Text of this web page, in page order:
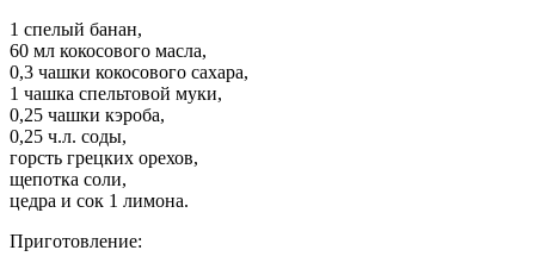
1 спелый банан,
60 мл кокосового масла,
0,3 чашки кокосового сахара,
1 чашка спельтовой муки,
0,25 чашки кэроба,
0,25 ч.л. соды,
горсть грецких орехов,
щепотка соли,
цедра и сок 1 лимона.
Приготовление: